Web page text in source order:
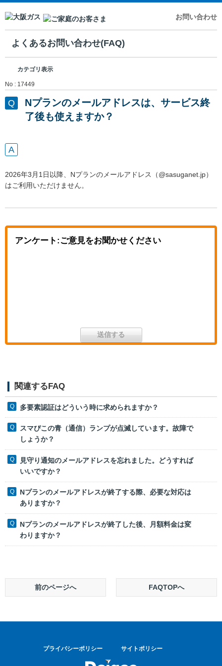
お問い合わせ
よくあるお問い合わせ(FAQ)
カテゴリ表示
No : 17449
Nプランのメールアドレスは、サービス終
了後も使えますか？
2026年3月1日以降、Nプランのメールアドレス（@sasuganet.jp）
はご利用いただけません。
アンケート:ご意見をお聞かせください
関連するFAQ
多要素認証はどういう時に求められますか？
スマぴこの青（通信）ランプが点滅しています。故障で
しょうか？
見守り通知のメールアドレスを忘れました。どうすれば
いいですか？
Nプランのメールアドレスが終了する際、必要な対応は
ありますか？
Nプランのメールアドレスが終了した後、月額料金は変
わりますか？
前のページへ FAQTOPへ
プライバシーポリシー サイトポリシー